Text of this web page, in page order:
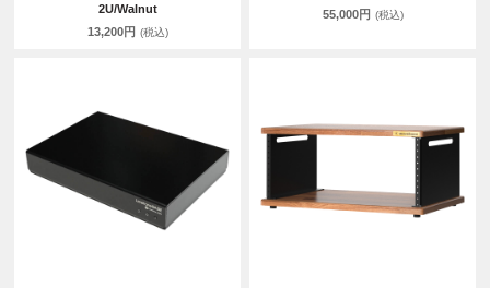
2U/Walnut
13,200円 (税込)
55,000円 (税込)